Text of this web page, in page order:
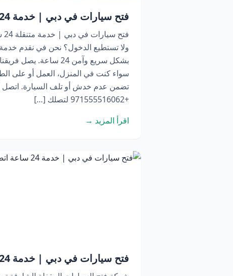
فتح سيارات في دبي | خدمة 24 ساعة اتصل الآن
ولا تستطيع الدخول؟ نحن في نقدم
بشكل سريع وآمن 24
سواء كنت في المنزل، العمل أو على
تضمن عدم خدش أو تلف السيارة. اتصل
+971555516062 لتصلك […]
اقرأ المزيد →
فتح سيارات في دبي | خدمة 24 ساعة اتصل الآن